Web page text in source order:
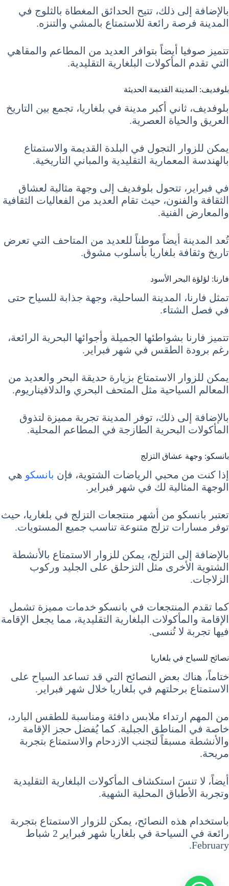
بالإضافة إلى ذلك، تتيح الحدائق المغطاة بالثلوج في
المدينة فرصة رائعة للاستمتاع بالمشي والتنزه.
تتميز صوفيا أيضاً بتوافر العديد من المطاعم والمقاهي
التي تقدم المأكولات البلغارية التقليدية.
بلوفديف: المدينة القديمة الحديثة
بلوفديف، ثاني أكبر مدينة في بلغاريا، تجمع بين التاريخ
العريق والحياة العصرية.
يمكن للزوار التجول في البلدة القديمة والاستمتاع
بالهندسة المعمارية التقليدية والمباني التاريخية.
في فبراير، تتحول بلوفديف إلى وجهة مثالية لعشاق
الثقافة والفنون، حيث تقام العديد من الفعاليات الثقافية
والمعارض الفنية.
تُعد المدينة أيضاً موطناً للعديد من المتاحف التي تعرض
تاريخ وثقافة بلغاريا بأسلوب مشوق.
فارنا: لؤلؤة البحر الأسود
تمثل فارنا، المدينة الساحلية، وجهة جذابة للسياح حتى
في فصل الشتاء.
تتميز فارنا بشواطئها الجميلة وأجوائها البحرية الرائعة،
رغم برودة الطقس في شهر فبراير.
يمكن للزوار الاستمتاع بزيارة حديقة البحر والعديد من
المعالم السياحية مثل المتحف البحري والدلافيناريوم.
بالإضافة إلى ذلك، توفر المدينة تجربة مميزة لتذوق
المأكولات البحرية الطازجة في المطاعم المحلية.
بانسكو: وجهة عشاق التزلج
إذا كنت من محبي الرياضات الشتوية، فإن بانسكو هي
الوجهة المثالية لك في شهر فبراير.
تعتبر بانسكو من أشهر منتجعات التزلج في بلغاريا، حيث
توفر مسارات تزلج متنوعة تناسب جميع المستويات.
بالإضافة إلى التزلج، يمكن للزوار الاستمتاع بالأنشطة
الشتوية الأخرى مثل التزحلق على الجليد وركوب
الزلاجات.
كما تقدم المنتجعات في بانسكو خدمات مميزة تشمل
الإقامة والمأكولات البلغارية التقليدية، مما يجعل الإقامة
فيها تجربة لا تُنسى.
نصائح للسياح في بلغاريا
ختاماً، هناك بعض النصائح التي قد تساعد السياح على
الاستمتاع برحلتهم في بلغاريا خلال شهر فبراير.
من المهم ارتداء ملابس دافئة ومناسبة للطقس البارد،
خاصة في المناطق الجبلية. كما يُفضل حجز الإقامة
والأنشطة مسبقاً لتجنب الازدحام والاستمتاع بتجربة
مريحة.
أيضاً، لا تنسَ استكشاف المأكولات البلغارية التقليدية
وتجربة الأطباق المحلية الشهية.
باستخدام هذه النصائح، يمكن للزوار الاستمتاع بتجربة
رائعة في السياحة في بلغاريا شهر فبراير 2 شباط
February.